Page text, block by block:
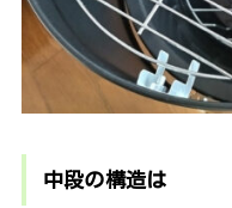
中段の構造は